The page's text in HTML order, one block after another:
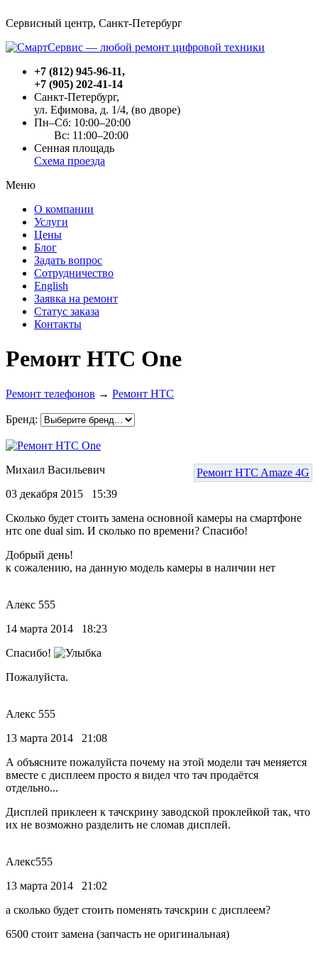
Сервисный центр, Cанкт-Петербург
+7 (812) 945-96-11,
+7 (905) 202-41-14
Санкт-Петербург,
ул. Ефимова, д. 1/4, (во дворе)
Пн–Сб: 10:00–20:00
Вс: 11:00–20:00
Сенная площадь
Схема проезда
Меню
О компании
Услуги
Цены
Блог
Задать вопрос
Сотрудничество
English
Заявка на ремонт
Статус заказа
Контакты
Ремонт HTC One
Ремонт телефонов → Ремонт HTC
Бренд:
Ремонт HTC Amaze 4G
Михаил Васильевич
03 декабря 2015 15:39
Сколько будет стоить замена основной камеры на смартфоне
нтс one dual sim. И сколько по времени? Спасибо!
Добрый день!
к сожалению, на данную модель камеры в наличии нет
Алекс 555
14 марта 2014 18:23
Спасибо!
Пожалуйста.
Алекс 555
13 марта 2014 21:08
А объясните пожалуйста почему на этой модели тач меняется
вместе с дисплеем просто я видел что тач продаётся
отдельно...
Дисплей приклеен к тачскрину заводской проклейкой так, что
их не возможно разделить не сломав дисплей.
Алекс555
13 марта 2014 21:02
а сколько будет стоить поменять тачскрин с дисплеем?
6500 стоит замена (запчасть не оригинальная)